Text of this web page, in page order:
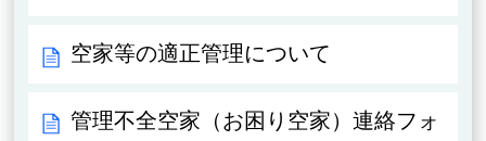
空家等の適正管理について
管理不全空家（お困り空家）連絡フォ